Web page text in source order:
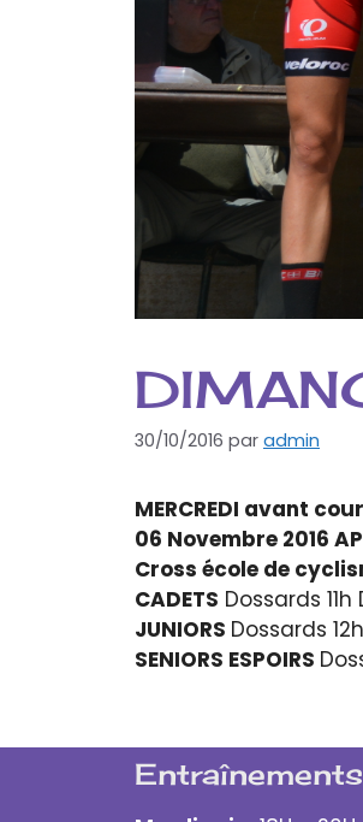
30/10/2016 par admin
MERCREDI avant
06 Novembre 2016
Cross école de
CADETS Dossards
JUNIORS Dossards
SENIORS ESPOIRS
Entraînements